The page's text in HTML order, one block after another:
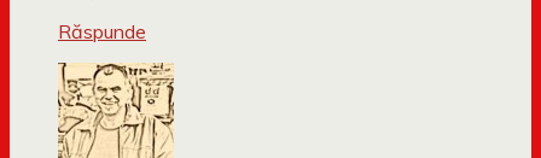
Răspunde